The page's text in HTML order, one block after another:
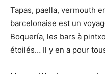
Tapas, paella, vermouth
barcelonaise est un
Boquería, les bars à
étoilés… Il y en a pour